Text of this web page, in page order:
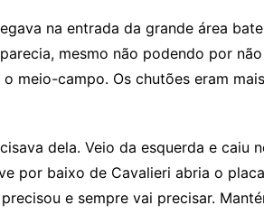
na entrada da grande área
mesmo não podendo por
meio-campo. Os chutões eram
dela. Veio da esquerda e caiu
por baixo de Cavalieri abria o
e sempre vai precisar.